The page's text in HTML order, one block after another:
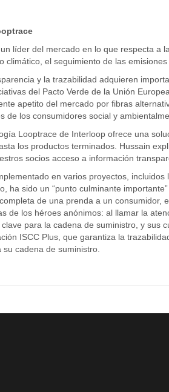
líder del mercado en lo que respecta a
climático, el seguimiento de las
y la trazabilidad adquieren
del Pacto Verde de la Unión
apetito del mercado por fibras
de los consumidores social y
Looptrace de Interloop ofrece una
los productos terminados. Hussain
socios acceso a información
en varios proyectos,
ha sido un “punto culminante
de una prenda a un
de los héroes anónimos: al llamar la
para la cadena de suministro, y sus
ISCC Plus, que garantiza la
cadena de suministro.